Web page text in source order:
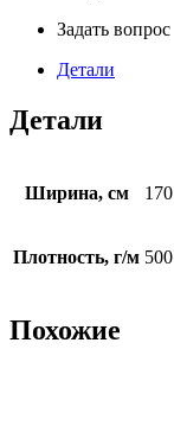
Задать вопрос
Детали
Детали
Ширина, см 170
Плотность, г/м 500
Похожие